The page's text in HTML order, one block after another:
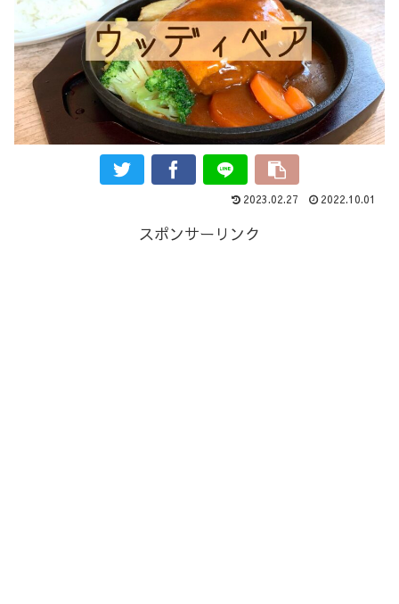
2023.02.27 2022.10.01
スポンサーリンク